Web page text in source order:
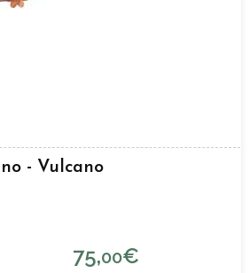
- Vulcano
75,00€